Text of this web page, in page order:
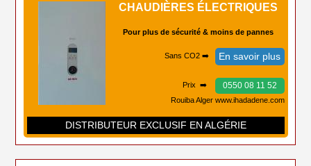
CHAUDIÈRES ÉLECTRIQUES
Pour plus de sécurité & moins de pannes
Sans CO2 ➡️ En savoir plus
Prix ➡️ 0550 08 11 52
Rouiba Alger www.ihadadene.com
DISTRIBUTEUR EXCLUSIF EN ALGÉRIE